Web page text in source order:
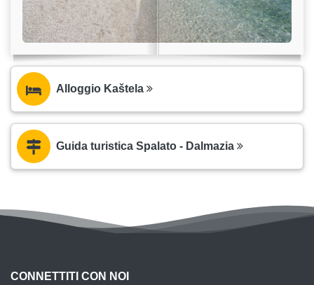
Alloggio Kaštela
Guida turistica Spalato - Dalmazia
CONNETTITI CON NOI